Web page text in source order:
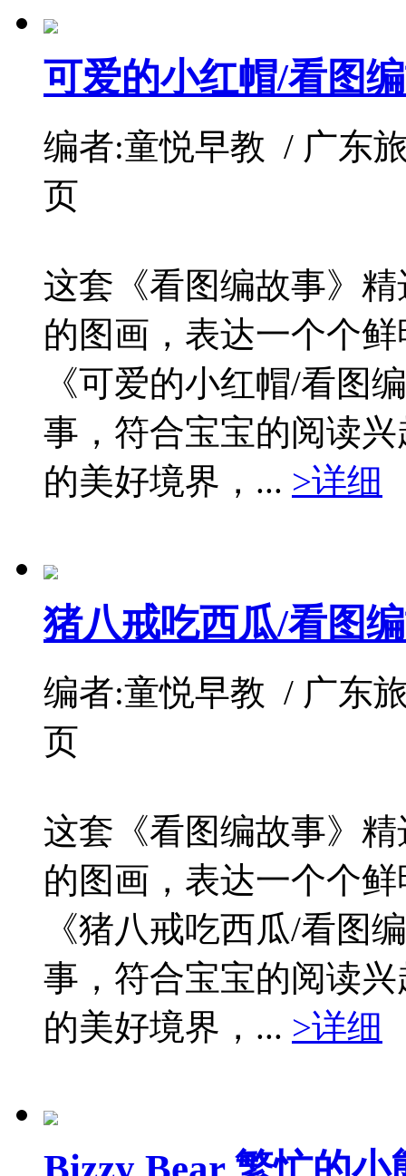
可爱的小红帽/看图
编者:童悦早教 / 广东
页
这套《看图编故事》
的图画，表达一个个
《可爱的小红帽/看图
事，符合宝宝的阅读
的美好境界，... >详细
猪八戒吃西瓜/看图
编者:童悦早教 / 广东
页
这套《看图编故事》
的图画，表达一个个
《猪八戒吃西瓜/看图
事，符合宝宝的阅读
的美好境界，... >详细